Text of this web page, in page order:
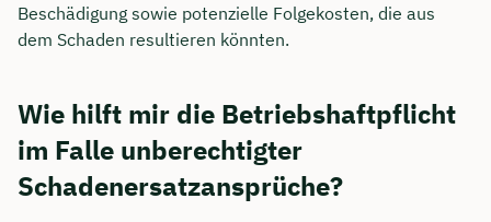
Beschädigung sowie potenzielle Folgekosten, die aus
dem Schaden resultieren könnten.
Wie hilft mir die Betriebshaftpflicht
im Falle unberechtigter
Schadenersatzansprüche?